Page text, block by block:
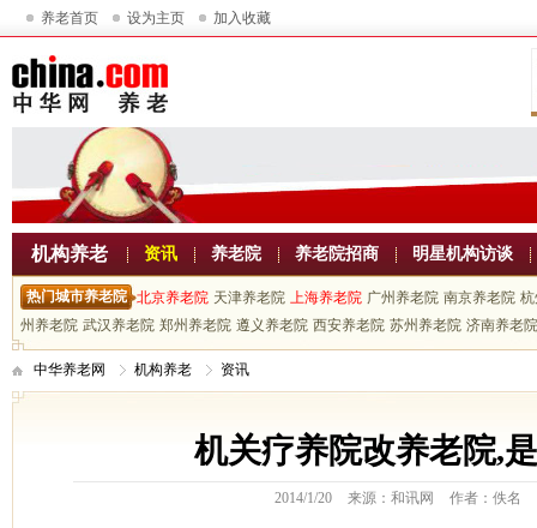
养老首页 设为主页 加入收藏
机构养老 资讯 养老院 养老院招商 明星机构访谈
热门城市养老院 北京养老院 天津养老院 上海养老院 广州养老院 南京养老院
州养老院 武汉养老院 郑州养老院 遵义养老院 西安养老院 苏州养老院 济南养老院
中华养老网 机构养老 资讯
机关疗养院改养老院,
2014/1/20 来源：和讯网 作者：佚名